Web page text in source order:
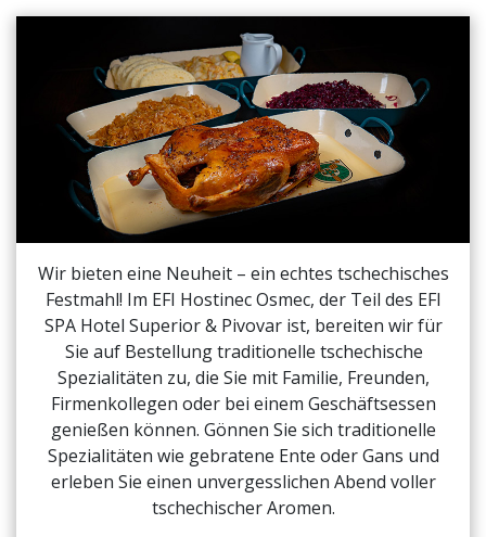
Wir bieten eine Neuheit – ein echtes tschechisches
Festmahl! Im EFI Hostinec Osmec, der Teil des EFI
SPA Hotel Superior & Pivovar ist, bereiten wir für
Sie auf Bestellung traditionelle tschechische
Spezialitäten zu, die Sie mit Familie, Freunden,
Firmenkollegen oder bei einem Geschäftsessen
genießen können. Gönnen Sie sich traditionelle
Spezialitäten wie gebratene Ente oder Gans und
erleben Sie einen unvergesslichen Abend voller
tschechischer Aromen.